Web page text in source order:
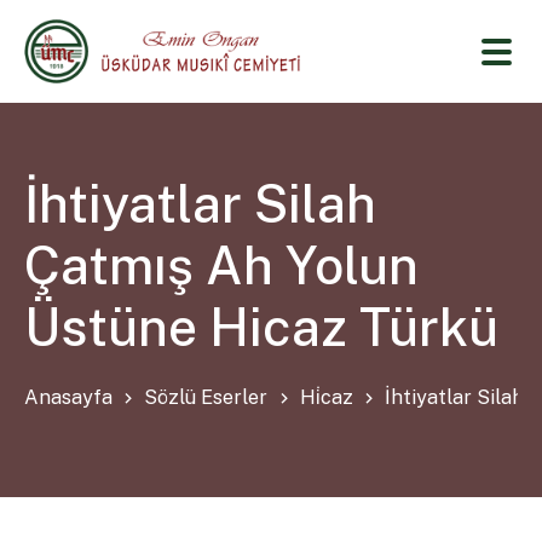
İhtiyatlar Silah
Çatmış Ah Yolun
Üstüne Hicaz Türkü
Anasayfa Sözlü Eserler Hi̇caz İhtiyatlar Silah